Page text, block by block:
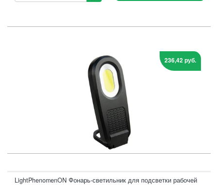
236,42 руб.
LightPhenomenON Фонарь-светильник для подсветки рабочей